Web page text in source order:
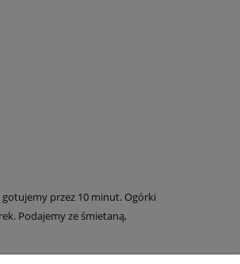
przez 10 minut. Ogórki
Podajemy ze śmietaną,